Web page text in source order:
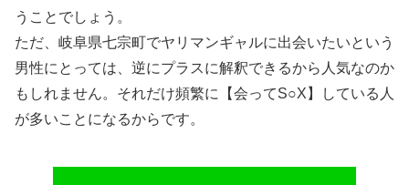
うことでしょう。
ただ、岐阜県七宗町でヤリマンギャルに出会いたいという
男性にとっては、逆にプラスに解釈できるから人気なのか
もしれません。それだけ頻繁に【会ってS○X】している人
が多いことになるからです。